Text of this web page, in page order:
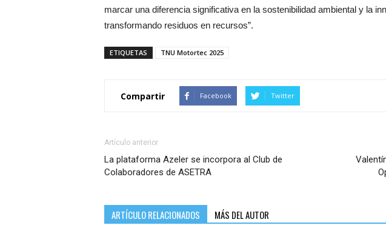
marcar una diferencia significativa en la sostenibilidad ambiental y la
transformando residuos en recursos”.
ETIQUETAS TNU Motortec 2025
Compartir Facebook Twitter
Artículo anterior
La plataforma Azeler se incorpora al Club de
Colaboradores de ASETRA
ARTÍCULO RELACIONADOS MÁS DEL AUTOR